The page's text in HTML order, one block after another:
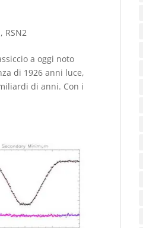
, RSN2
a oggi noto
di 1926 anni luce,
di anni. Con i